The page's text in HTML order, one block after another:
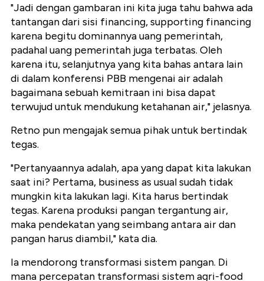
"Jadi dengan gambaran ini kita juga tahu bahwa ada
tantangan dari sisi financing, supporting financing
karena begitu dominannya uang pemerintah,
padahal uang pemerintah juga terbatas. Oleh
karena itu, selanjutnya yang kita bahas antara lain
di dalam konferensi PBB mengenai air adalah
bagaimana sebuah kemitraan ini bisa dapat
terwujud untuk mendukung ketahanan air," jelasnya.
Retno pun mengajak semua pihak untuk bertindak
tegas.
"Pertanyaannya adalah, apa yang dapat kita lakukan
saat ini? Pertama, business as usual sudah tidak
mungkin kita lakukan lagi. Kita harus bertindak
tegas. Karena produksi pangan tergantung air,
maka pendekatan yang seimbang antara air dan
pangan harus diambil," kata dia.
Ia mendorong transformasi sistem pangan. Di
mana percepatan transformasi sistem agri-food